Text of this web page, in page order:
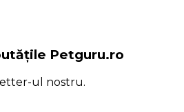
Petguru.ro
ul nostru.